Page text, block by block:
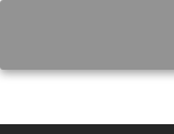
contenido